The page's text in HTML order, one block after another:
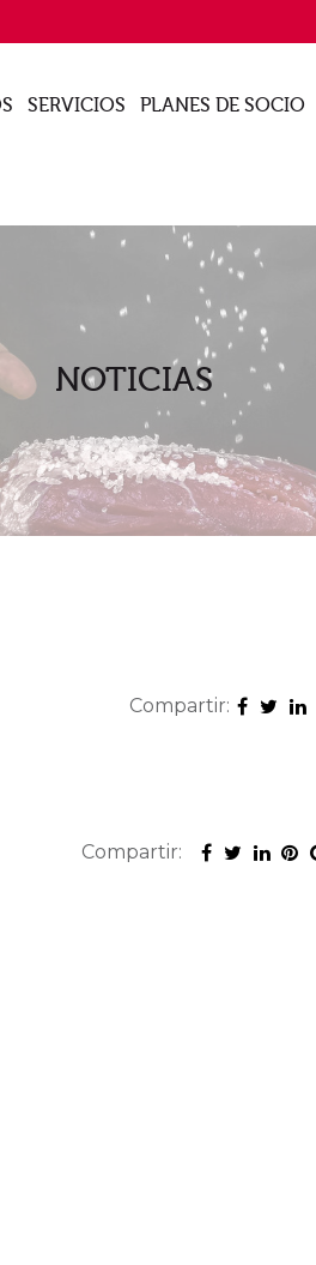
SERVICIOS PLANES DE SOCIO
NOTICIAS
Compartir:
Compartir: